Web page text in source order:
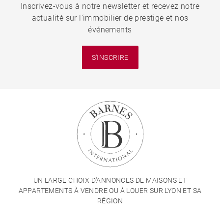
Inscrivez-vous à notre newsletter et recevez notre
actualité sur l'immobilier de prestige et nos
événements
S'INSCRIRE
UN LARGE CHOIX D'ANNONCES DE MAISONS ET
APPARTEMENTS À VENDRE OU À LOUER SUR LYON ET SA
RÉGION